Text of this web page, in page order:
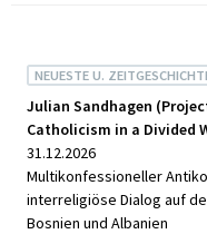
NEUESTE U.
Julian Sandhagen
Catholicism in a Divided
31.12.2026
Multikonfessioneller
interreligiöse Dialog auf
Bosnien und Albanien